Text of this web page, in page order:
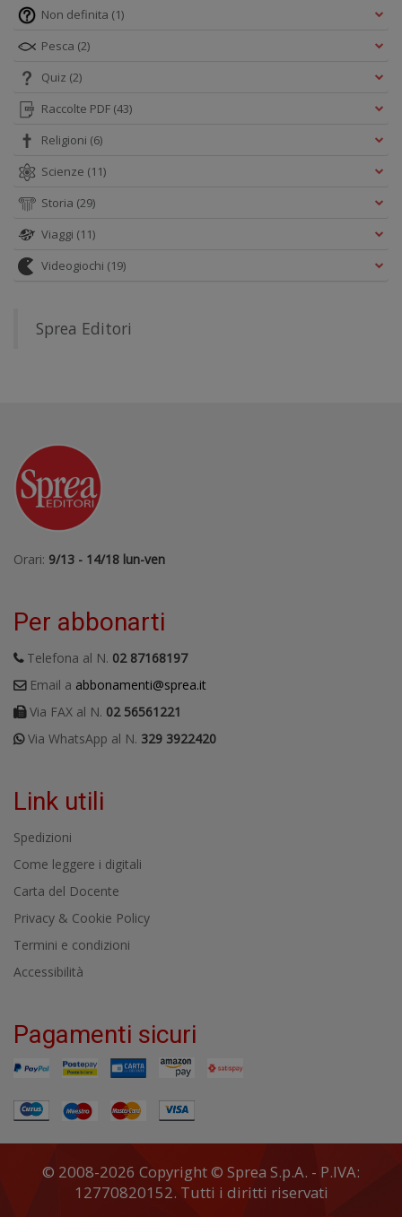
Non definita (1)
Pesca (2)
Quiz (2)
Raccolte PDF (43)
Religioni (6)
Scienze (11)
Storia (29)
Viaggi (11)
Videogiochi (19)
Sprea Editori
Orari: 9/13 - 14/18 lun-ven
Per abbonarti
Telefona al N. 02 87168197
Email a abbonamenti@sprea.it
Via FAX al N. 02 56561221
Via WhatsApp al N. 329 3922420
Link utili
Spedizioni
Come leggere i digitali
Carta del Docente
Privacy & Cookie Policy
Termini e condizioni
Accessibilità
Pagamenti sicuri
© 2008-2026 Copyright © Sprea S.p.A. - P.IVA:
12770820152. Tutti i diritti riservati